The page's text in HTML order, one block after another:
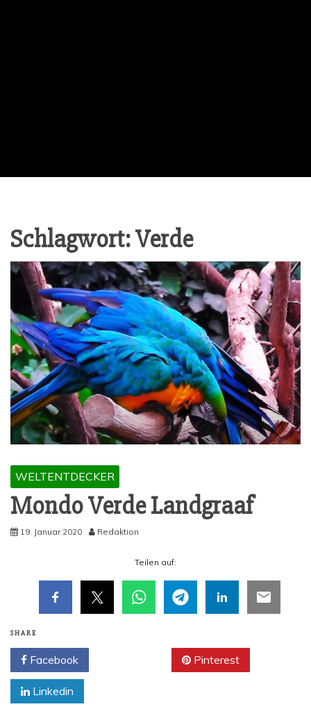
Schlagwort:Verde
WELTENTDECKER
Mon­do Ver­de Landgraaf
19. Januar 2020 Redaktion
Tei­len auf:
SHARE
Facebook Pinterest
Linkedin